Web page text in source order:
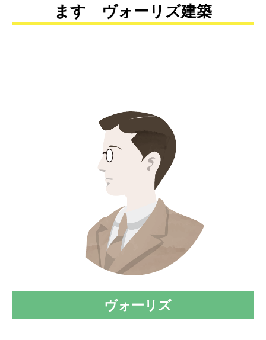
ます ヴォーリズ建築
ヴォーリズ